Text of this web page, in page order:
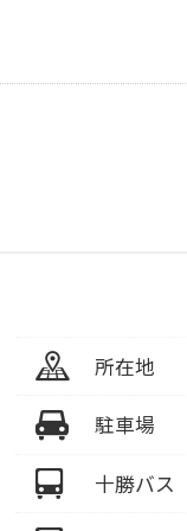
所在地
駐車場
十勝バス